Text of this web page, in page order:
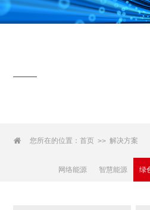
 您所在的位置：首页 >> 解决方案
网络能源 智慧能源 绿